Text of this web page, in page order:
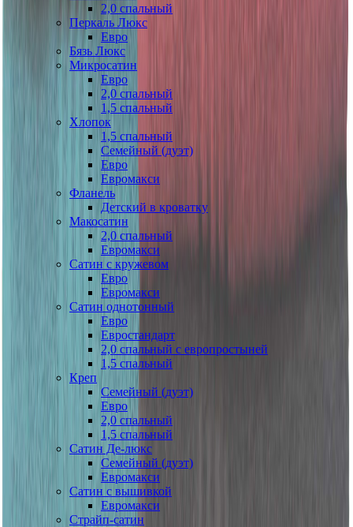
2,0 спальный
Перкаль Люкс
Евро
Бязь Люкс
Микросатин
Евро
2,0 спальный
1,5 спальный
Хлопок
1,5 спальный
Семейный (дуэт)
Евро
Евромакси
Фланель
Детский в кроватку
Макосатин
2,0 спальный
Евромакси
Сатин с кружевом
Евро
Евромакси
Сатин однотонный
Евро
Евростандарт
2,0 спальный с европростыней
1,5 спальный
Креп
Семейный (дуэт)
Евро
2,0 спальный
1,5 спальный
Сатин Де-люкс
Семейный (дуэт)
Евромакси
Сатин с вышивкой
Евромакси
Страйп-сатин